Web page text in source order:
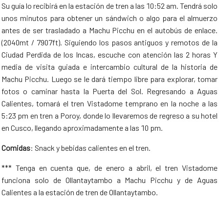
Su guía lo recibirá en la estación de tren a las 10:52 am. Tendrá solo
unos minutos para obtener un sándwich o algo para el almuerzo
antes de ser trasladado a Machu Picchu en el autobús de enlace.
(2040mt / 7907ft). Siguiendo los pasos antiguos y remotos de la
Ciudad Perdida de los Incas, escuche con atención las 2 horas Y
media de visita guiada e intercambio cultural de la historia de
Machu Picchu. Luego se le dará tiempo libre para explorar, tomar
fotos o caminar hasta la Puerta del Sol. Regresando a Aguas
Calientes, tomará el tren Vistadome temprano en la noche a las
5:23 pm en tren a Poroy, donde lo llevaremos de regreso a su hotel
en Cusco, llegando aproximadamente a las 10 pm.
Comidas: Snack y bebidas calientes en el tren.
*** Tenga en cuenta que, de enero a abril, el tren Vistadome
funciona solo de Ollantaytambo a Machu Picchu y de Aguas
Calientes a la estación de tren de Ollantaytambo.